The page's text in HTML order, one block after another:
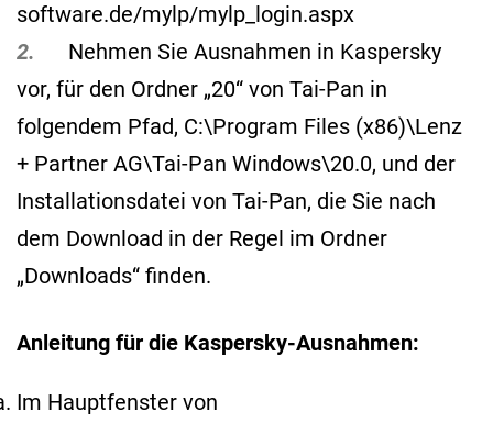
software.de/mylp/mylp_login.aspx
2.
Nehmen Sie Ausnahmen in Kaspersky
vor, für den Ordner „20“ von Tai-Pan in
folgendem Pfad, C:\Program Files (x86)\Lenz
+ Partner AG\Tai-Pan Windows\20.0, und der
Installationsdatei von Tai-Pan, die Sie nach
dem Download in der Regel im Ordner
„Downloads“ finden.
Anleitung für die Kaspersky-Ausnahmen:
Im Hauptfenster von